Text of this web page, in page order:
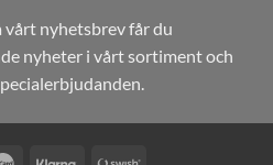
nyhetsbrev får du
nyheter i vårt sortiment och